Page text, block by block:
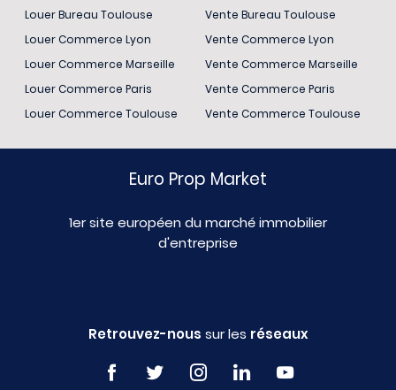
Louer Bureau Toulouse
Louer Commerce Lyon
Louer Commerce Marseille
Louer Commerce Paris
Louer Commerce Toulouse
Vente Bureau Toulouse
Vente Commerce Lyon
Vente Commerce Marseille
Vente Commerce Paris
Vente Commerce Toulouse
Euro Prop Market
1er site européen du marché immobilier
d'entreprise
Retrouvez-nous sur les réseaux